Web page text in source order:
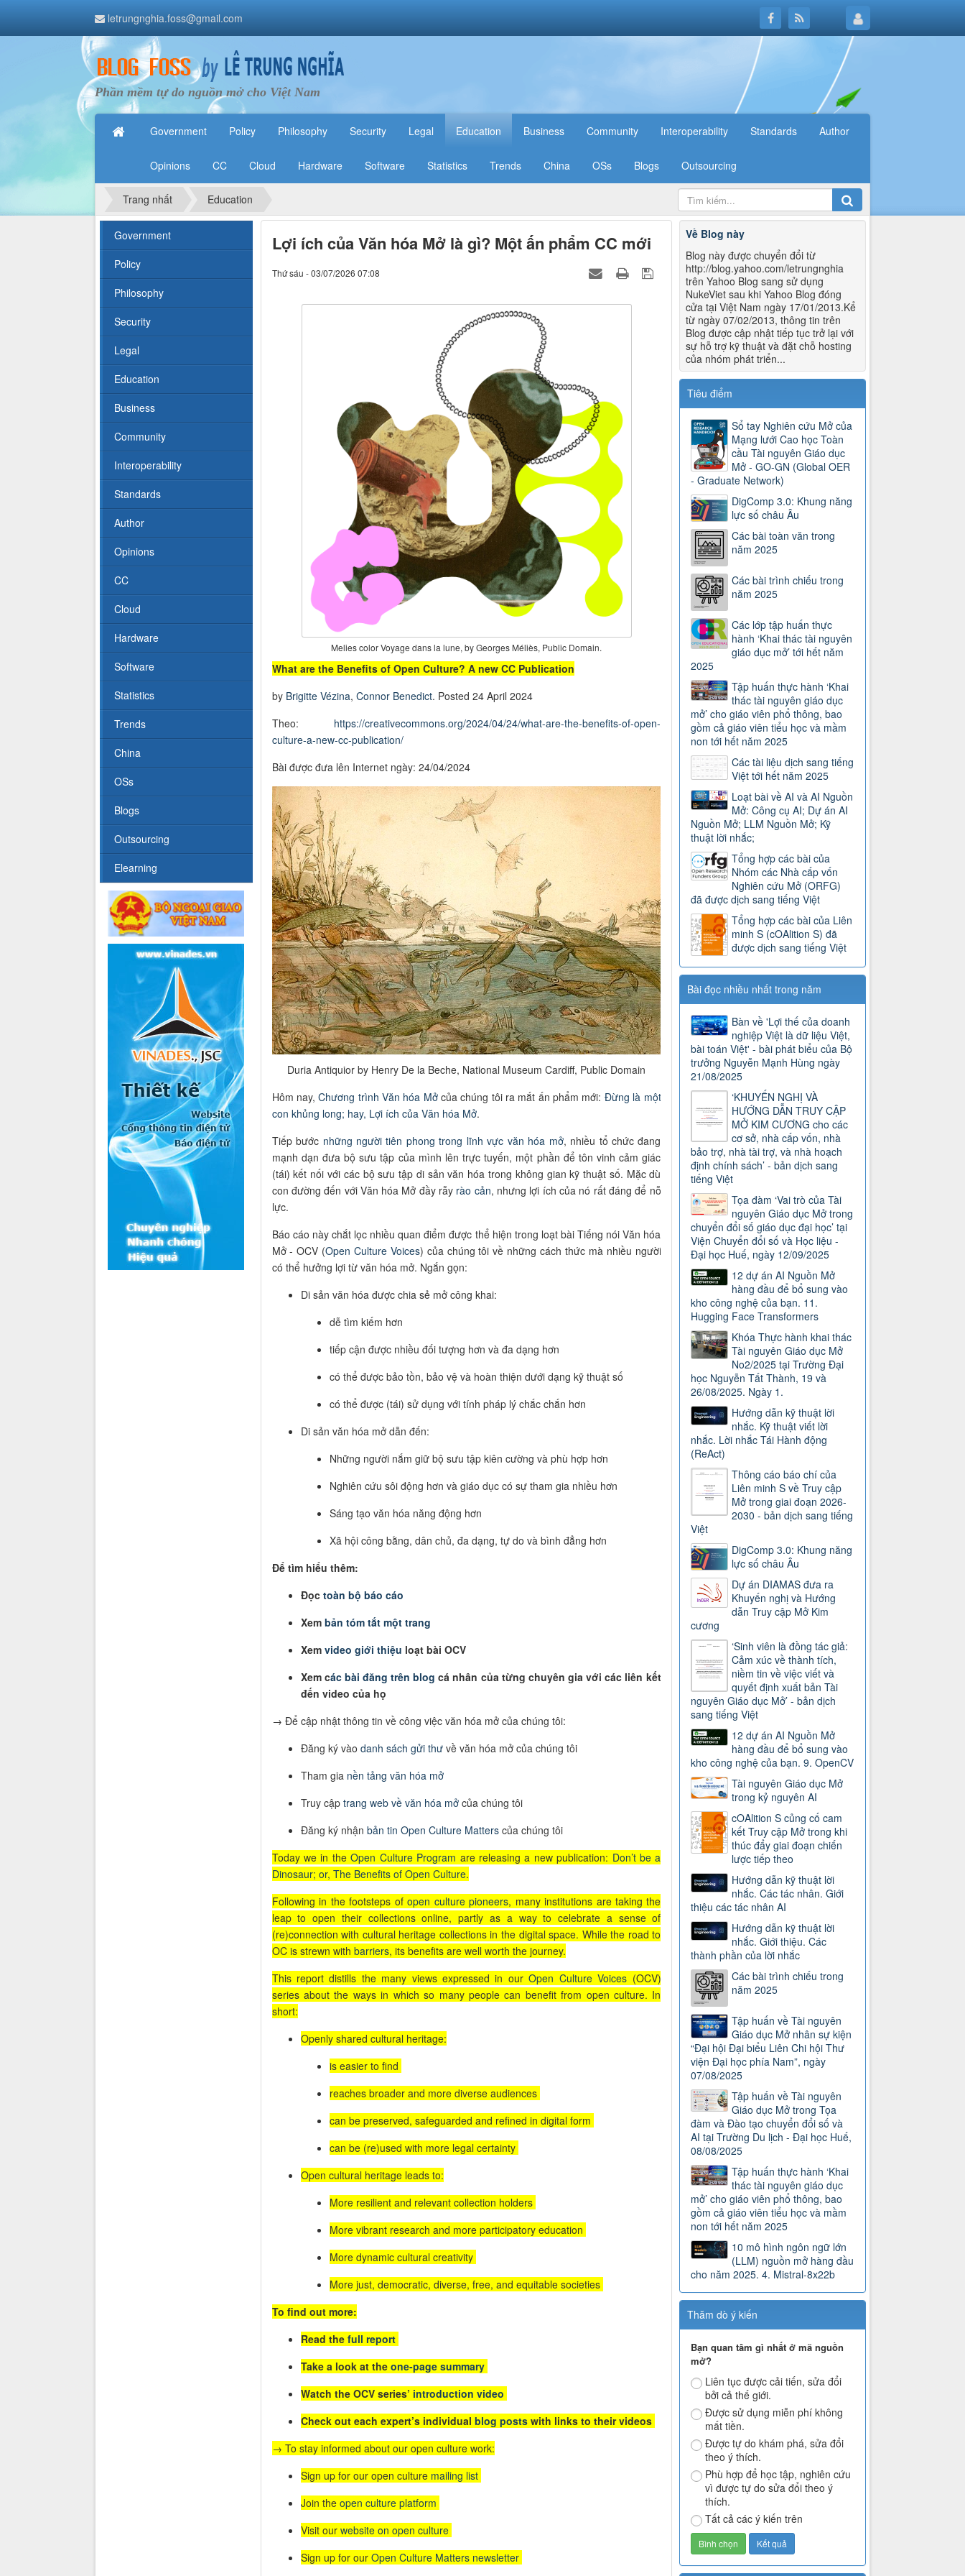
letrungnghia.foss@gmail.com
Phần mềm tự do nguồn mở cho Việt Nam
Government Policy Philosophy Security Legal Education Business Community Interoperability Standards Author
Opinions CC Cloud Hardware Software Statistics Trends China OSs Blogs Outsourcing
Trang nhất Education
Lợi ích của Văn hóa Mở là gì? Một ấn phẩm CC mới
Thứ sáu - 03/07/2026 07:08
Melies color Voyage dans la lune, by Georges Méliès, Public Domain.
What are the Benefits of Open Culture? A new CC Publication
by Brigitte Vézina, Connor Benedict. Posted 24 April 2024
Theo: https://creativecommons.org/2024/04/24/what-are-the-benefits-of-open-
culture-a-new-cc-publication/
Bài được đưa lên Internet ngày: 24/04/2024
Duria Antiquior by Henry De la Beche, National Museum Cardiff, Public Domain
Hôm nay,Chương trình Văn hóa Mởcủa chúng tôi ra mắt ấn phẩm mới: Đừng là một
con khủng long; hay, Lợi ích của Văn hóa Mở.
Tiếp bước những người tiên phong trong lĩnh vực văn hóa mở, nhiều tổ chức đang
mạnh dạn đưa bộ sưu tập của mình lên trực tuyến, một phần để tôn vinh cảm giác
(tái) kết nối với các bộ sưu tập di sản văn hóa trong không gian kỹ thuật số. Mặc dù
con đường đến với Văn hóa Mở đầy rẫy rào cản, nhưng lợi ích của nó rất đáng để nỗ
lực.
Báo cáo này chắt lọc nhiều quan điểm được thể hiện trong loạt bài Tiếng nói Văn hóa
Mở - OCV (Open Culture Voices) của chúng tôi về những cách thức mà nhiều người
có thể hưởng lợi từ văn hóa mở. Ngắn gọn:
Di sản văn hóa được chia sẻ mở công khai:
dễ tìm kiếm hơn
tiếp cận được nhiều đối tượng hơn và đa dạng hơn
có thể được bảo tồn, bảo vệ và hoàn thiện dưới dạng kỹ thuật số
có thể được (tái) sử dụng với tính pháp lý chắc chắn hơn
Di sản văn hóa mở dẫn đến:
Những người nắm giữ bộ sưu tập kiên cường và phù hợp hơn
Nghiên cứu sôi động hơn và giáo dục có sự tham gia nhiều hơn
Sáng tạo văn hóa năng động hơn
Xã hội công bằng, dân chủ, đa dạng, tự do và bình đẳng hơn
Để tìm hiểu thêm:
Đọc toàn bộ báo cáo
Xem bản tóm tắt một trang
Xem video giới thiệu loạt bài OCV
Xem các bài đăng trên blog cá nhân của từng chuyên gia với các liên kết
đến video của họ
→ Để cập nhật thông tin về công việc văn hóa mở của chúng tôi:
Đăng ký vào danh sách gửi thưvề văn hóa mở của chúng tôi
Tham gia nền tảng văn hóa mở
Truy cập trang web về văn hóa mởcủa chúng tôi
Đăng ký nhận bản tin Open Culture Matterscủa chúng tôi
Today we in theOpen Culture Program are releasing a new publication: Don’t be a
Dinosaur; or, The Benefits of Open Culture.
Following in the footsteps ofopen culture pioneers, many institutions are taking the
leap to open their collections online, partly as a way to celebrate a sense of
(re)connection with cultural heritage collections in the digital space. While the road to
OC is strewn with barriers, its benefits are well worth the journey.
This report distills the many views expressed in ourOpen Culture Voices (OCV)
series about the ways in which so many people can benefit from open culture. In
short:
Openly shared cultural heritage:
is easier to find
reaches broader and more diverse audiences
can be preserved, safeguarded and refined in digital form
can be (re)used with more legal certainty
Open cultural heritage leads to:
More resilient and relevant collection holders
More vibrant research and more participatory education
More dynamic cultural creativity
More just, democratic, diverse, free, and equitable societies
To find out more:
Read the full report
Take a look at the one-page summary
Watch the OCV series’ introduction video
Check out each expert’s individual blog postswith links to their videos
→ To stay informed about our open culture work:
Sign up for our open culture mailing list
Join the open culture platform
Visit our website on open culture
Sign up for our Open Culture Matters newsletter
Về Blog này
Blog này được chuyển đổi từ
http://blog.yahoo.com/letrungnghia
trên Yahoo Blog sang sử dụng
NukeViet sau khi Yahoo Blog đóng
cửa tại Việt Nam ngày 17/01/2013.Kể
từ ngày 07/02/2013, thông tin trên
Blog được cập nhật tiếp tục trở lại với
sự hỗ trợ kỹ thuật và đặt chỗ hosting
của nhóm phát triển...
Tiêu điểm
Sổ tay Nghiên cứu Mở của
Mạng lưới Cao học Toàn
cầu Tài nguyên Giáo dục
Mở - GO-GN (Global OER
- Graduate Network)
DigComp 3.0: Khung năng
lực số châu Âu
Các bài toàn văn trong
năm 2025
Các bài trình chiếu trong
năm 2025
Các lớp tập huấn thực
hành ‘Khai thác tài nguyên
giáo dục mở’ tới hết năm
2025
Tập huấn thực hành ‘Khai
thác tài nguyên giáo dục
mở’ cho giáo viên phổ thông, bao
gồm cả giáo viên tiểu học và mầm
non tới hết năm 2025
Các tài liệu dịch sang tiếng
Việt tới hết năm 2025
Loạt bài về AI và AI Nguồn
Mở: Công cụ AI; Dự án AI
Nguồn Mở; LLM Nguồn Mở; Kỹ
thuật lời nhắc;
Tổng hợp các bài của
Nhóm các Nhà cấp vốn
Nghiên cứu Mở (ORFG)
đã được dịch sang tiếng Việt
Tổng hợp các bài của Liên
minh S (cOAlition S) đã
được dịch sang tiếng Việt
Bài đọc nhiều nhất trong năm
Bàn về 'Lợi thế của doanh
nghiệp Việt là dữ liệu Việt,
bài toán Việt' - bài phát biểu của Bộ
trưởng Nguyễn Mạnh Hùng ngày
21/08/2025
‘KHUYẾN NGHỊ VÀ
HƯỚNG DẪN TRUY CẬP
MỞ KIM CƯƠNG cho các
cơ sở, nhà cấp vốn, nhà
bảo trợ, nhà tài trợ, và nhà hoạch
định chính sách’ - bản dịch sang
tiếng Việt
Tọa đàm ‘Vai trò của Tài
nguyên Giáo dục Mở trong
chuyển đổi số giáo dục đại học’ tại
Viện Chuyển đổi số và Học liệu -
Đại học Huế, ngày 12/09/2025
12 dự án AI Nguồn Mở
hàng đầu để bổ sung vào
kho công nghệ của bạn. 11.
Hugging Face Transformers
Khóa Thực hành khai thác
Tài nguyên Giáo dục Mở
No2/2025 tại Trường Đại
học Nguyễn Tất Thành, 19 và
26/08/2025. Ngày 1.
Hướng dẫn kỹ thuật lời
nhắc. Kỹ thuật viết lời
nhắc. Lời nhắc Tái Hành động
(ReAct)
Thông cáo báo chí của
Liên minh S về Truy cập
Mở trong giai đoạn 2026-
2030 - bản dịch sang tiếng
Việt
DigComp 3.0: Khung năng
lực số châu Âu
Dự án DIAMAS đưa ra
Khuyến nghị và Hướng
dẫn Truy cập Mở Kim
cương
‘Sinh viên là đồng tác giả:
Cảm xúc về thành tích,
niềm tin về việc viết và
quyết định xuất bản Tài
nguyên Giáo dục Mở’ - bản dịch
sang tiếng Việt
12 dự án AI Nguồn Mở
hàng đầu để bổ sung vào
kho công nghệ của bạn. 9. OpenCV
Tài nguyên Giáo dục Mở
trong kỷ nguyên AI
cOAlition S củng cố cam
kết Truy cập Mở trong khi
thúc đẩy giai đoạn chiến
lược tiếp theo
Hướng dẫn kỹ thuật lời
nhắc. Các tác nhân. Giới
thiệu các tác nhân AI
Hướng dẫn kỹ thuật lời
nhắc. Giới thiệu. Các
thành phần của lời nhắc
Các bài trình chiếu trong
năm 2025
Tập huấn về Tài nguyên
Giáo dục Mở nhân sự kiện
“Đại hội Đại biểu Liên Chi hội Thư
viện Đại học phía Nam”, ngày
07/08/2025
Tập huấn về Tài nguyên
Giáo dục Mở trong Tọa
đàm và Đào tạo chuyển đổi số và
AI tại Trường Du lịch - Đại học Huế,
08/08/2025
Tập huấn thực hành ‘Khai
thác tài nguyên giáo dục
mở’ cho giáo viên phổ thông, bao
gồm cả giáo viên tiểu học và mầm
non tới hết năm 2025
10 mô hình ngôn ngữ lớn
(LLM) nguồn mở hàng đầu
cho năm 2025. 4. Mistral-8x22b
Thăm dò ý kiến
Bạn quan tâm gì nhất ở mã nguồn
mở?
Liên tục được cải tiến, sửa đổi
bởi cả thế giới.
Được sử dụng miễn phí không
mất tiền.
Được tự do khám phá, sửa đổi
theo ý thích.
Phù hợp để học tập, nghiên cứu
vì được tự do sửa đổi theo ý
thích.
Tất cả các ý kiến trên
Government
Policy
Philosophy
Security
Legal
Education
Business
Community
Interoperability
Standards
Author
Opinions
CC
Cloud
Hardware
Software
Statistics
Trends
China
OSs
Blogs
Outsourcing
Elearning